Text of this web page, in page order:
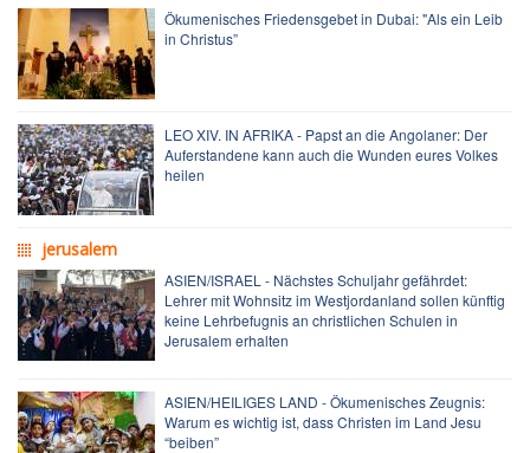
Ökumenisches Friedensgebet in Dubai: "Als ein Leib
in Christus”
LEO XIV. IN AFRIKA - Papst an die Angolaner: Der
Auferstandene kann auch die Wunden eures Volkes
heilen
jerusalem
ASIEN/ISRAEL - Nächstes Schuljahr gefährdet:
Lehrer mit Wohnsitz im Westjordanland sollen künftig
keine Lehrbefugnis an christlichen Schulen in
Jerusalem erhalten
ASIEN/HEILIGES LAND - Ökumenisches Zeugnis:
Warum es wichtig ist, dass Christen im Land Jesu
“beiben”